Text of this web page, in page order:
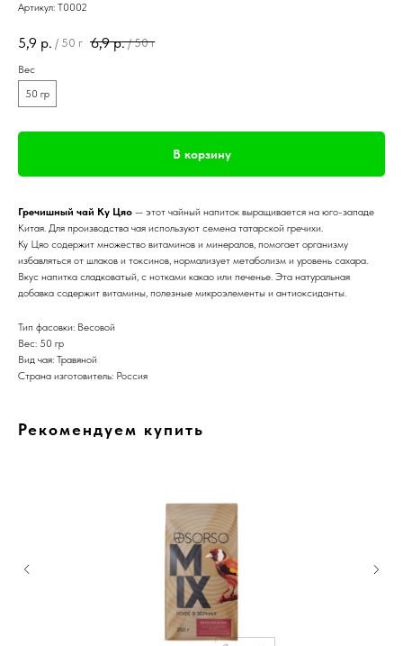
Артикул: T0002
5,9 р. / 50 г 6,9 р. / 50 г
Вес
50 гр
В корзину
Гречишный чай Ку Цяо — этот чайный напиток выращивается на юго-западе
Китая. Для производства чая используют семена татарской гречихи.
Ку Цяо содержит множество витаминов и минералов, помогает организму
избавляться от шлаков и токсинов, нормализует метаболизм и уровень сахара.
Вкус напитка сладковатый, с нотками какао или печенье. Эта натуральная
добавка содержит витамины, полезные микроэлементы и антиоксиданты.
Тип фасовки: Весовой
Вес: 50 гр
Вид чая: Травяной
Страна изготовитель: Россия
Рекомендуем купить